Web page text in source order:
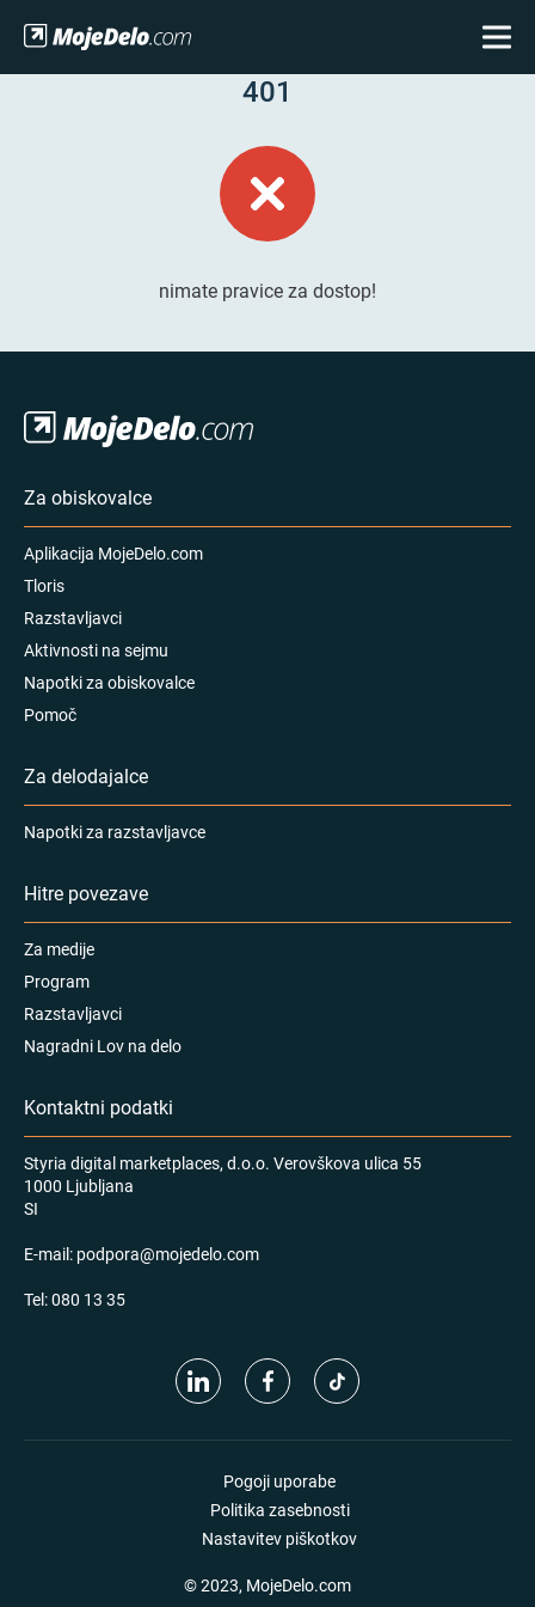
401
nimate pravice za dostop!
Za obiskovalce
Aplikacija MojeDelo.com
Tloris
Razstavljavci
Aktivnosti na sejmu
Napotki za obiskovalce
Pomoč
Za delodajalce
Napotki za razstavljavce
Hitre povezave
Za medije
Program
Razstavljavci
Nagradni Lov na delo
Kontaktni podatki
Styria digital marketplaces, d.o.o. Verovškova ulica 55
1000 Ljubljana
SI
E-mail: podpora@mojedelo.com
Tel:080 13 35
Pogoji uporabe
Politika zasebnosti
Nastavitev piškotkov
© 2023, MojeDelo.com